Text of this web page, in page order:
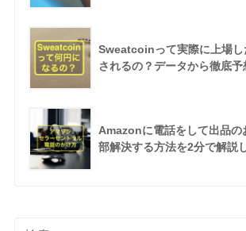
Sweatcoinって実際に上場し
されるの？データから徹底予
Amazonに電話をして出品の
部解決する方法を2分で解説